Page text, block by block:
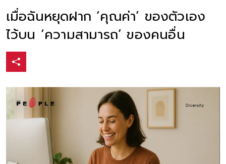
เมื่อฉันหยุดฝาก ‘คุณค่า’ ของตัวเอง
ไว้บน ‘ความสามารถ’ ของคนอื่น